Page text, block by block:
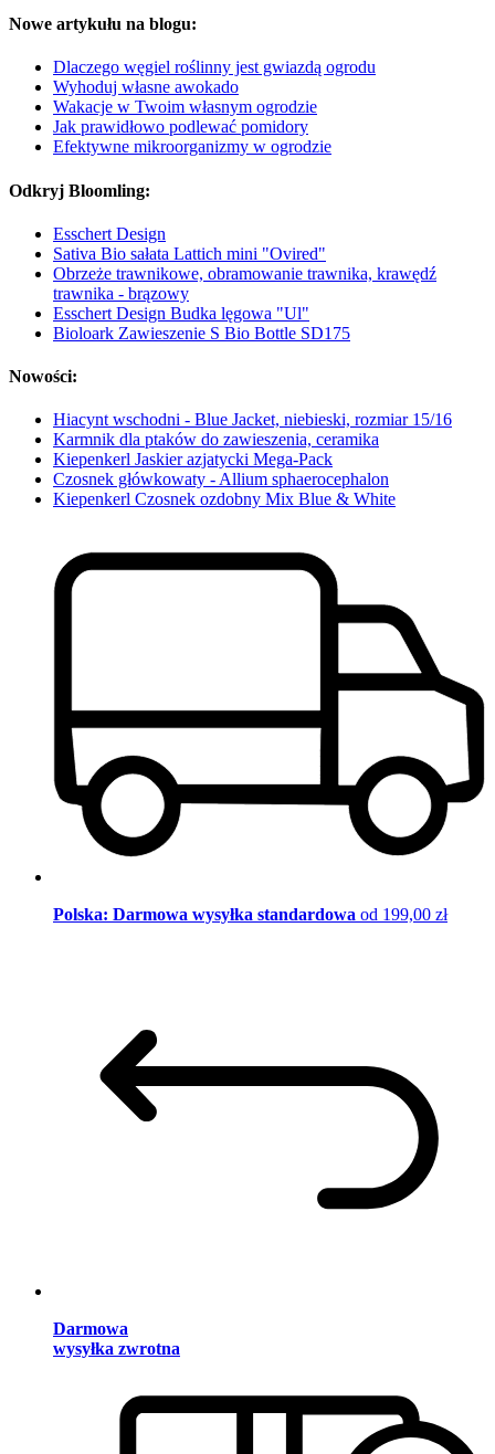
Nowe artykułu na blogu:
Dlaczego węgiel roślinny jest gwiazdą ogrodu
Wyhoduj własne awokado
Wakacje w Twoim własnym ogrodzie
Jak prawidłowo podlewać pomidory
Efektywne mikroorganizmy w ogrodzie
Odkryj Bloomling:
Esschert Design
Sativa Bio sałata Lattich mini "Ovired"
Obrzeże trawnikowe, obramowanie trawnika, krawędź
trawnika - brązowy
Esschert Design Budka lęgowa "Ul"
Bioloark Zawieszenie S Bio Bottle SD175
Nowości:
Hiacynt wschodni - Blue Jacket, niebieski, rozmiar 15/16
Karmnik dla ptaków do zawieszenia, ceramika
Kiepenkerl Jaskier azjatycki Mega-Pack
Czosnek główkowaty - Allium sphaerocephalon
Kiepenkerl Czosnek ozdobny Mix Blue & White
Polska: Darmowa wysyłka standardowa od 199,00 zł
Darmowa
wysyłka zwrotna